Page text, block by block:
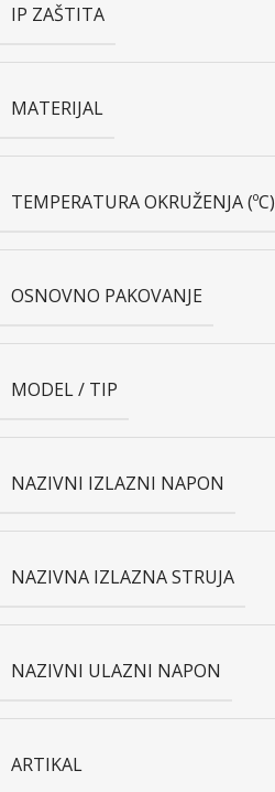
IP ZAŠTITA
MATERIJAL
TEMPERATURA OKRUŽENJA (ºC)
OSNOVNO PAKOVANJE
MODEL / TIP
NAZIVNI IZLAZNI NAPON
NAZIVNA IZLAZNA STRUJA
NAZIVNI ULAZNI NAPON
ARTIKAL